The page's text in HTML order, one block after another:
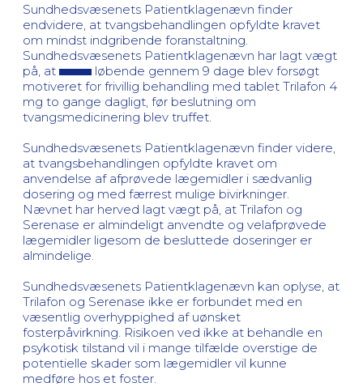
Sundhedsvæsenets Patientklagenævn finder
endvidere, at tvangsbehandlingen opfyldte kravet
om mindst indgribende foranstaltning.
Sundhedsvæsenets Patientklagenævn har lagt vægt
på, at
løbende gennem 9 dage blev forsøgt
motiveret for frivillig behandling med tablet Trilafon 4
mg to gange dagligt, før beslutning om
tvangsmedicinering blev truffet.
Sundhedsvæsenets Patientklagenævn finder videre,
at tvangsbehandlingen opfyldte kravet om
anvendelse af afprøvede lægemidler i sædvanlig
dosering og med færrest mulige bivirkninger.
Nævnet har herved lagt vægt på, at Trilafon og
Serenase er almindeligt anvendte og velafprøvede
lægemidler ligesom de besluttede doseringer er
almindelige.
Sundhedsvæsenets Patientklagenævn kan oplyse, at
Trilafon og Serenase ikke er forbundet med en
væsentlig overhyppighed af uønsket
fosterpåvirkning. Risikoen ved ikke at behandle en
psykotisk tilstand vil i mange tilfælde overstige de
potentielle skader som lægemidler vil kunne
medføre hos et foster.